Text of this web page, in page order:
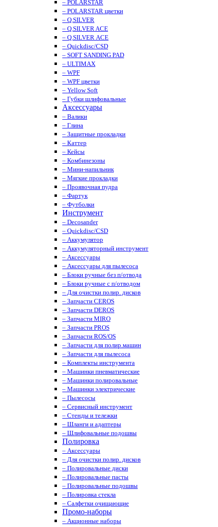
– POLARSTAR
– POLARSTAR цветки
– Q.SILVER
– Q.SILVER ACE
– Q.SILVER ACE
– Quickdisc/CSD
– SOFT SANDING PAD
– ULTIMAX
– WPF
– WPF цветки
– Yellow Soft
– Губки шлифовальные
Аксессуары
– Валики
– Глина
– Защитные прокладки
– Каттер
– Кейсы
– Комбинезоны
– Мини-напильник
– Мягкие прокладки
– Проявочная пудра
– Фартук
– Футболки
Инструмент
– Decosander
– Quickdisc/CSD
– Аккумулятор
– Аккумуляторный инструмент
– Аксессуары
– Аксессуары для пылесоса
– Блоки ручные без п/отвода
– Блоки ручные с п/отводом
– Для очистки полир. дисков
– Запчасти CEROS
– Запчасти DEROS
– Запчасти MIRO
– Запчасти PROS
– Запчасти ROS/OS
– Запчасти для полир.машин
– Запчасти для пылесоса
– Комплекты инструмента
– Машинки пневматические
– Машинки полировальные
– Машинки электрические
– Пылесосы
– Сервисный инструмент
– Стенды и тележки
– Шланги и адаптеры
– Шлифовальные подошвы
Полировка
– Аксессуары
– Для очистки полир. дисков
– Полировальные диски
– Полировальные пасты
– Полировальные подошвы
– Полировка стекла
– Салфетки очищающие
Промо-наборы
– Акционные наборы